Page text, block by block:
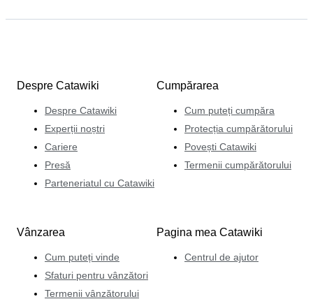
Despre Catawiki
Despre Catawiki
Experții noștri
Cariere
Presă
Parteneriatul cu Catawiki
Cumpărarea
Cum puteți cumpăra
Protecția cumpărătorului
Povești Catawiki
Termenii cumpărătorului
Vânzarea
Cum puteți vinde
Sfaturi pentru vânzători
Termenii vânzătorului
Pagina mea Catawiki
Centrul de ajutor